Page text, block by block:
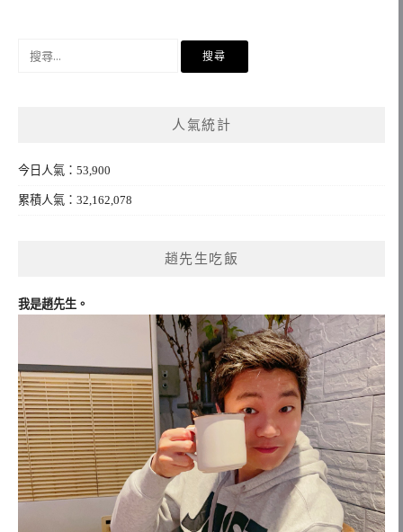
人氣統計
今日人氣：53,900
累積人氣：32,162,078
趙先生吃飯
我是趙先生。